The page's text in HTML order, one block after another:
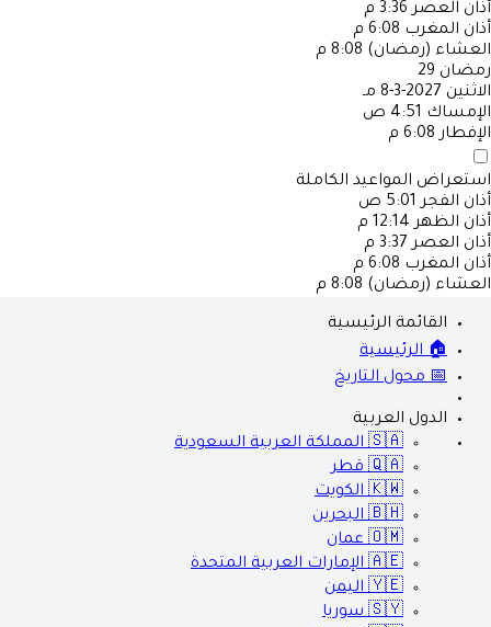
أذان العصر 3:36 م
أذان المغرب 6:08 م
العشاء (رمضان) 8:08 م
رمضان 29
الاثنين 2027-3-8 مـ
الإمساك 4:51 ص
الإفطار 6:08 م
استعراض المواعيد الكاملة
أذان الفجر 5:01 ص
أذان الظهر 12:14 م
أذان العصر 3:37 م
أذان المغرب 6:08 م
العشاء (رمضان) 8:08 م
القائمة الرئيسية
🏠 الرئيسية
📅 محول التاريخ
الدول العربية
🇸🇦 المملكة العربية السعودية
🇶🇦 قطر
🇰🇼 الكويت
🇧🇭 البحرين
🇴🇲 عمان
🇦🇪 الإمارات العربية المتحدة
🇾🇪 اليمن
🇸🇾 سوريا